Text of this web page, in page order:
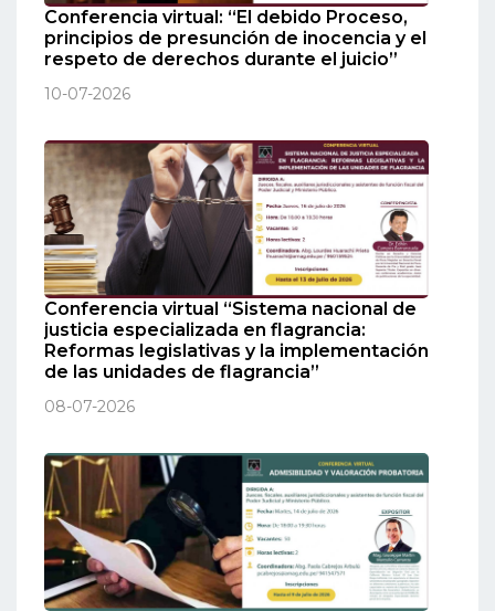
Conferencia virtual: “El debido Proceso,
principios de presunción de inocencia y el
respeto de derechos durante el juicio”
10-07-2026
Conferencia virtual “Sistema nacional de
justicia especializada en flagrancia:
Reformas legislativas y la implementación
de las unidades de flagrancia”
08-07-2026